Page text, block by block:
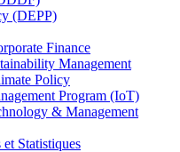
(DEPP)
Finance
Management
Policy
Program (IoT)
& Management
Statistiques